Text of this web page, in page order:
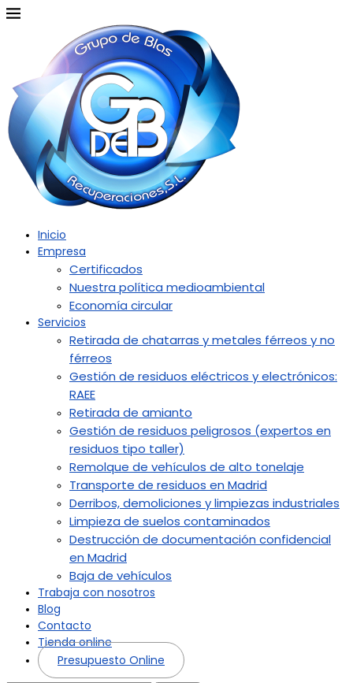
Inicio
Empresa
Certificados
Nuestra política medioambiental
Economía circular
Servicios
Retirada de chatarras y metales férreos y no
férreos
Gestión de residuos eléctricos y electrónicos:
RAEE
Retirada de amianto
Gestión de residuos peligrosos (expertos en
residuos tipo taller)
Remolque de vehículos de alto tonelaje
Transporte de residuos en Madrid
Derribos, demoliciones y limpiezas industriales
Limpieza de suelos contaminados
Destrucción de documentación confidencial
en Madrid
Baja de vehículos
Trabaja con nosotros
Blog
Contacto
Tienda online
Presupuesto Online